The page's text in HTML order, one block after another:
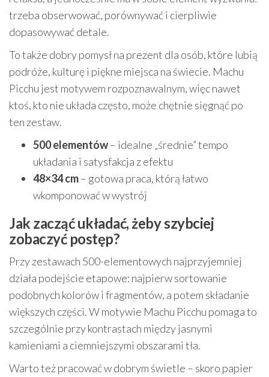
trzeba obserwować, porównywać i cierpliwie
dopasowywać detale.
To także dobry pomysł na prezent dla osób, które lubią
podróże, kulturę i piękne miejsca na świecie. Machu
Picchu jest motywem rozpoznawalnym, więc nawet
ktoś, kto nie układa często, może chętnie sięgnąć po
ten zestaw.
500 elementów– idealne „średnie” tempo
układania i satysfakcja z efektu
48×34 cm– gotowa praca, którą łatwo
wkomponować w wystrój
Jak zacząć układać, żeby szybciej
zobaczyć postęp?
Przy zestawach 500-elementowych najprzyjemniej
działa podejście etapowe: najpierw sortowanie
podobnych kolorów i fragmentów, a potem składanie
większych części. W motywie Machu Picchu pomaga to
szczególnie przy kontrastach między jasnymi
kamieniami a ciemniejszymi obszarami tła.
Warto też pracować w dobrym świetle – skoro papier